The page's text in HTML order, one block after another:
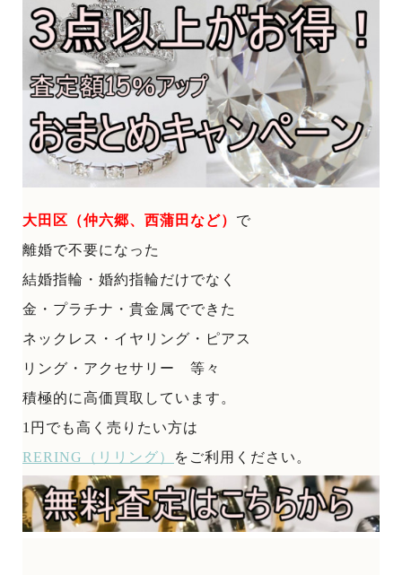
大田区（仲六郷、西蒲田など） で
離婚で不要になった
結婚指輪・婚約指輪だけでなく
金・プラチナ・貴金属でできた
ネックレス・イヤリング・ピアス
リング・アクセサリー 等々
積極的に高価買取しています。
1円でも高く売りたい方は
RERING（リリング）
をご利用ください。